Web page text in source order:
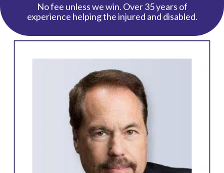
No fee unless we win. Over 35 years of
experience helping the injured and disabled.